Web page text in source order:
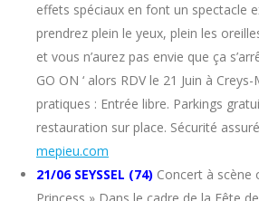
effets spéciaux en font un spectacle
prendrez plein le yeux, plein les
et vous n’aurez pas envie que ça
GO ON ‘ alors RDV le 21 Juin à
pratiques : Entrée libre. Parkings
restauration sur place. Sécurité
mepieu.com
21/06 SEYSSEL (74) Concert à scène